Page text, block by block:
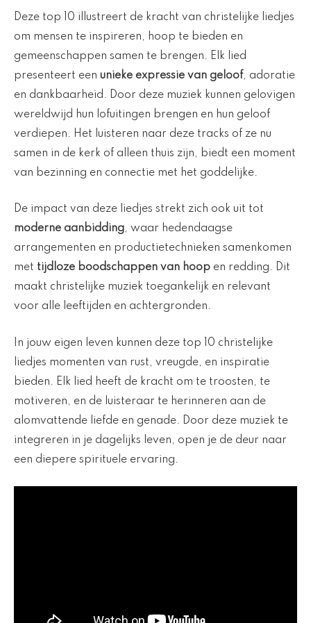
Deze top 10 illustreert de kracht van christelijke liedjes
om mensen te inspireren, hoop te bieden en
gemeenschappen samen te brengen. Elk lied
presenteert een unieke expressie van geloof, adoratie
en dankbaarheid. Door deze muziek kunnen gelovigen
wereldwijd hun lofuitingen brengen en hun geloof
verdiepen. Het luisteren naar deze tracks of ze nu
samen in de kerk of alleen thuis zijn, biedt een moment
van bezinning en connectie met het goddelijke.
De impact van deze liedjes strekt zich ook uit tot
moderne aanbidding, waar hedendaagse
arrangementen en productietechnieken samenkomen
met tijdloze boodschappen van hoop en redding. Dit
maakt christelijke muziek toegankelijk en relevant
voor alle leeftijden en achtergronden.
In jouw eigen leven kunnen deze top 10 christelijke
liedjes momenten van rust, vreugde, en inspiratie
bieden. Elk lied heeft de kracht om te troosten, te
motiveren, en de luisteraar te herinneren aan de
alomvattende liefde en genade. Door deze muziek te
integreren in je dagelijks leven, open je de deur naar
een diepere spirituele ervaring.